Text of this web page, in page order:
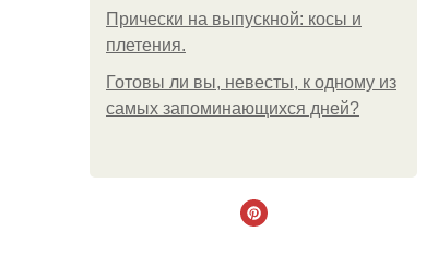
Прически на выпускной: косы и
плетения.
Готовы ли вы, невесты, к одному из
самых запоминающихся дней?